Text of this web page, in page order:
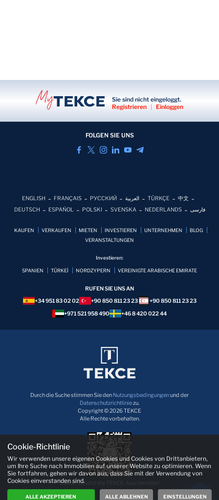
Sie sind nicht eingeloggt.
Registrieren | Einloggen
FOLGEN SIE UNS
ENGLISH FRANÇAIS РУССКИЙ العربية TÜRKÇE
中文
DEUTSCH
ESPAÑOL POLSKI SVENSKA NEDERLANDS فارسی
KAUFEN VERKAUFEN MIETEN INVESTIEREN UNTERNEHMEN
BLOG
VERANSTALTUNGEN
Investieren:
SPANIEN TÜRKEİ NORDZYPERN VEREINIGTE ARABISCHE EMIRATE
RUFEN SIE UNS AN
+34 951 83 02 02
+90 850 811 23 23
+90 850 811 23 23
+971 521 958 490
+46 8 420 022 44
Durch die Suche stimmen Sie den Nutzungsbedingungenund der
Datenschutzrichtliniezu.
Copyright © 2026 TEKCE
Alle Rechte vorbehalten.
Laden Sie jetzt die TEKCE-App herunter!
Cookie-Richtlinie
Wir verwenden unsere eigenen Cookies und Cookies von Drittanbietern,
um Ihre Suche nach Immobilien auf unserer Website zu optimieren. Wenn
Sie fortfahren, gehen wir davon aus, dass Sie mit der Verwendung von
Cookies einverstanden sind.
ALLE AKZEPTIEREN ALLE ABLEHNEN EINSTELLUNGEN